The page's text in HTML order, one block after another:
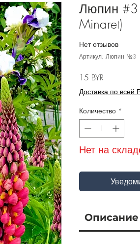
Люпин #3
Minaret)
Нет отзывов
Артикул: Люпин №3
15 BYR
Доставка по всей
Количество *
Нет на
Описание